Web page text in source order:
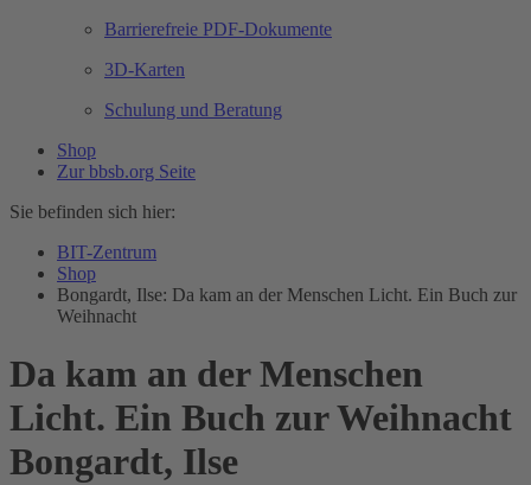
Barrierefreie PDF-Dokumente
3D-Karten
Schulung und Beratung
Shop
Zur bbsb.org Seite
Sie befinden sich hier:
BIT-Zentrum
Shop
Bongardt, Ilse: Da kam an der Menschen Licht. Ein Buch zur
Weihnacht
Da kam an der Menschen
Licht. Ein Buch zur Weihnacht
Bongardt, Ilse